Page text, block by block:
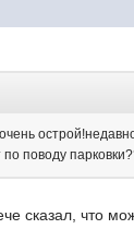
поводу
сказал, что